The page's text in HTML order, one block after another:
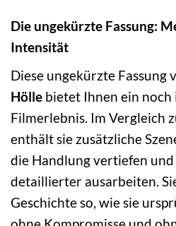
Die ungekürzte Fassung:
Intensität
Diese ungekürzte Fassung
Hölle bietet Ihnen ein noch
Filmerlebnis. Im Vergleich
enthält sie zusätzliche
die Handlung vertiefen
detaillierter ausarbeiten.
Geschichte so, wie sie